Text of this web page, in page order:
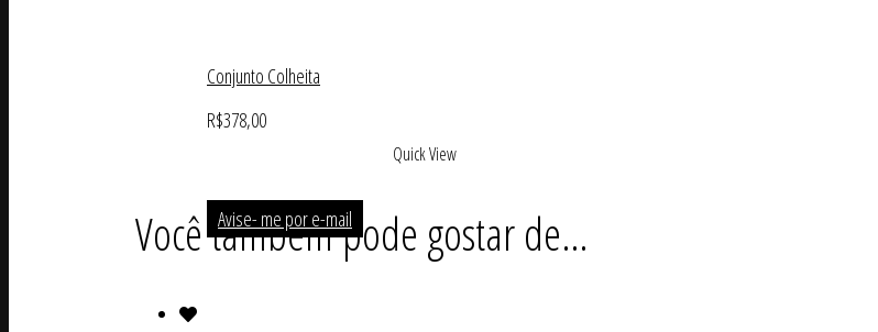
Conjunto Colheita
R$378,00
Avise- me por e-mail
Quick View
Você também pode gostar de…